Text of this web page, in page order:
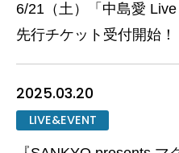
6/21（土）「中島愛
先行チケット受付開始！
2025.03.20
LIVE&EVENT